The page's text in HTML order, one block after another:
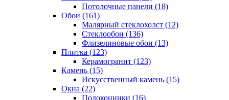
Потолочные панели (18)
Обои (161)
Малярный стеклохолст (12)
Стеклообои (136)
Флизелиновые обои (13)
Плитка (123)
Керамогранит (123)
Камень (15)
Искусственный камень (15)
Окна (22)
Подоконники (16)